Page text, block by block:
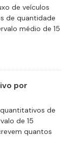
de veículos
de quantidade
médio de 15
por
de
de 15
quantos